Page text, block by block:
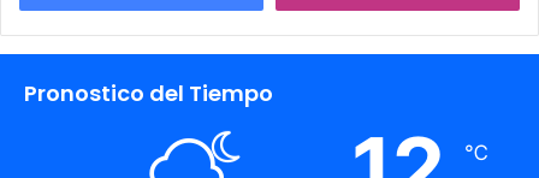
Pronostico del Tiempo
℃